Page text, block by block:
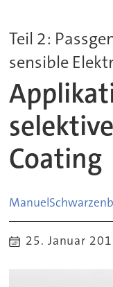
Teil 2:
sensible
Coating
Manuel
25. Januar